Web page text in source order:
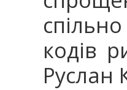
кодів
Руслан